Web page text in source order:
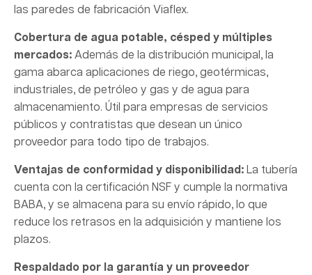
las paredes de fabricación Viaflex.
Cobertura de agua potable, césped y múltiples
mercados: Además de la distribución municipal, la
gama abarca aplicaciones de riego, geotérmicas,
industriales, de petróleo y gas y de agua para
almacenamiento. Útil para empresas de servicios
públicos y contratistas que desean un único
proveedor para todo tipo de trabajos.
Ventajas de conformidad y disponibilidad: La tubería
cuenta con la certificación NSF y cumple la normativa
BABA, y se almacena para su envío rápido, lo que
reduce los retrasos en la adquisición y mantiene los
plazos.
Respaldado por la garantía y un proveedor